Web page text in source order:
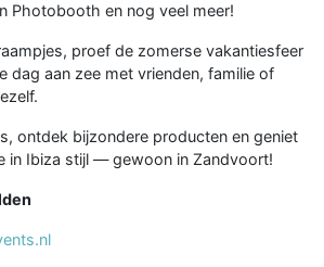
Photobooth en nog veel meer!
proef de zomerse vakantiesfeer
dag aan zee met vrienden, familie of
ontdek bijzondere producten en geniet
in Ibiza stijl — gewoon in Zandvoort!